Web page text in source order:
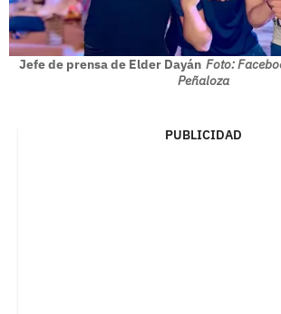
Jefe de prensa de Elder Dayán Foto:
Peñaloza
PUBLICIDAD